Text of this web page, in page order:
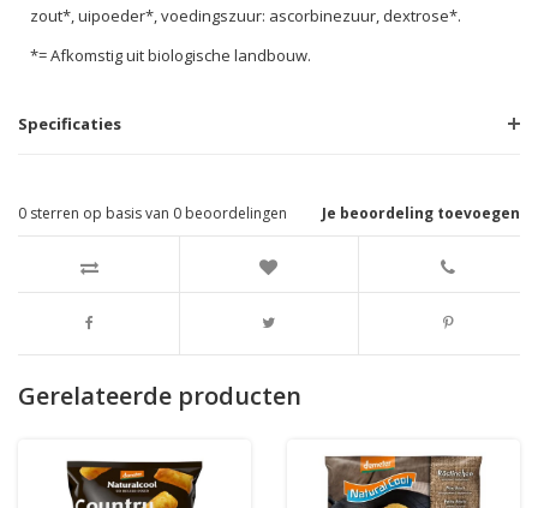
zout*, uipoeder*, voedingszuur: ascorbinezuur, dextrose*.
*= Afkomstig uit biologische landbouw.
Specificaties
Je beoordeling toevoegen
0 sterren op basis van 0 beoordelingen
Gerelateerde producten